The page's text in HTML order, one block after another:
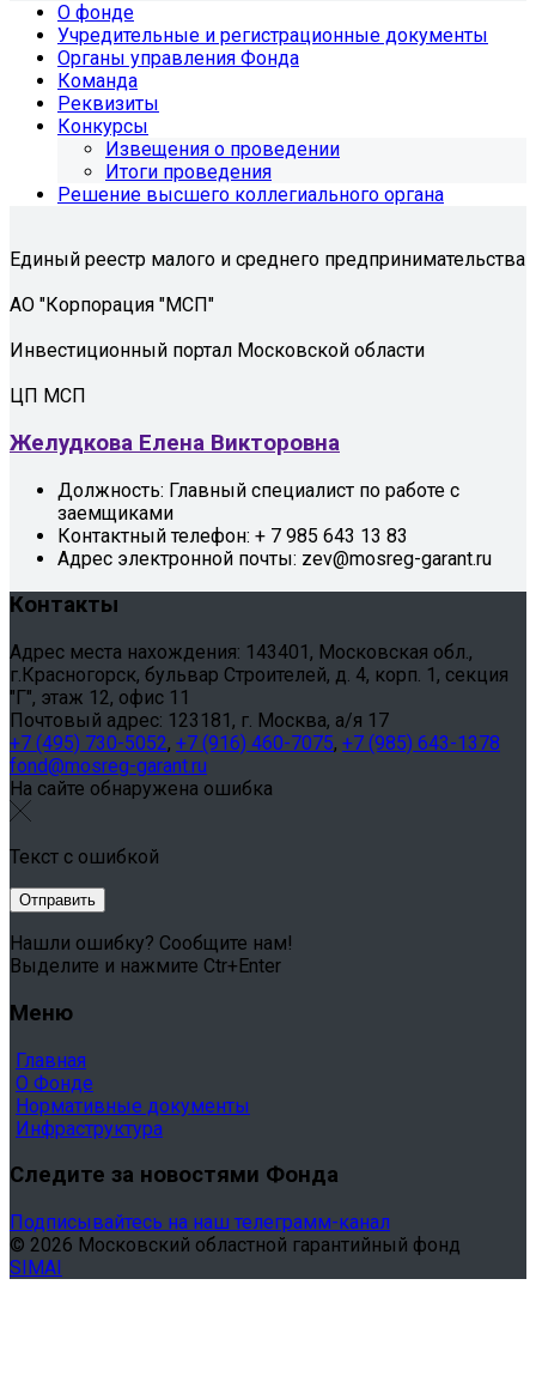
О фонде
Учредительные и регистрационные документы
Органы управления Фонда
Команда
Реквизиты
Конкурсы
Извещения о проведении
Итоги проведения
Решение высшего коллегиального органа
Единый реестр малого и среднего предпринимательства
АО "Корпорация "МСП"
Инвестиционный портал Московской области
ЦП МСП
Желудкова Елена Викторовна
Должность: Главный специалист по работе с
заемщиками
Контактный телефон: + 7 985 643 13 83
Адрес электронной почты: zev@mosreg-garant.ru
Контакты
Адрес места нахождения: 143401, Московская обл.,
г.Красногорск, бульвар Строителей, д. 4, корп. 1, секция
"Г", этаж 12, офис 11
Почтовый адрес: 123181, г. Москва, а/я 17
+7 (495) 730-5052, +7 (916) 460-7075, +7 (985) 643-1378
fond@mosreg-garant.ru
На сайте обнаружена ошибка
Текст с ошибкой
Нашли ошибку? Сообщите нам!
Выделите и нажмите Ctr+Enter
Меню
Главная
О Фонде
Нормативные документы
Инфраструктура
Следите за новостями Фонда
Подписывайтесь на наш телеграмм-канал
© 2026 Московский областной гарантийный фонд
SIMAI